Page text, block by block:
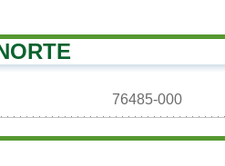
76485-000